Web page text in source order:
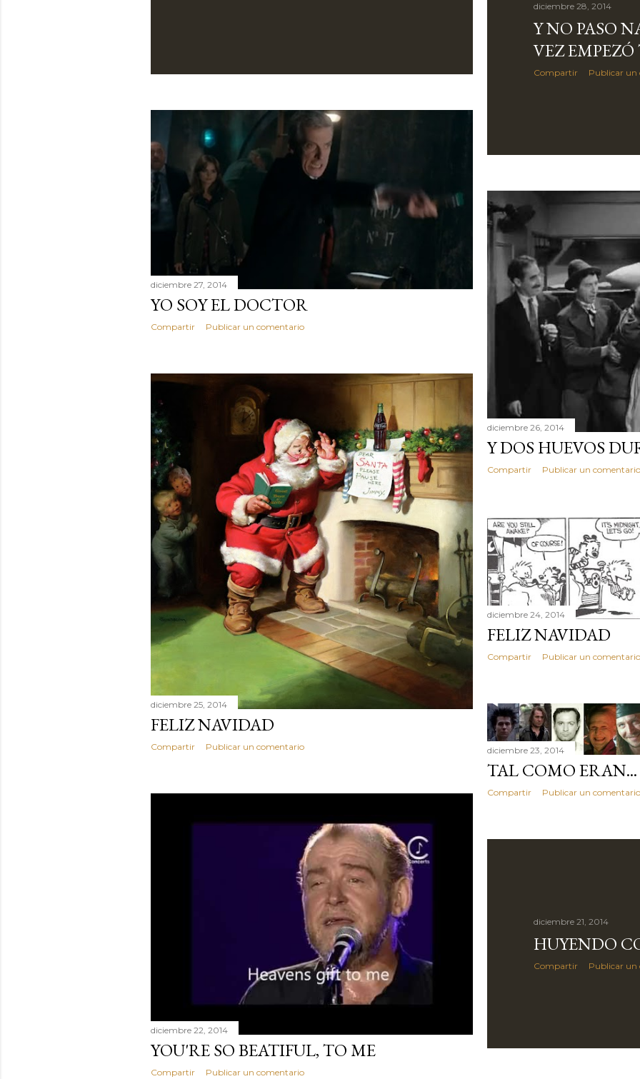
diciembre 28, 2014
Y NO PASO
VEZ
Compartir Publicar un
diciembre 27, 2014
YO SOY EL DOCTOR
Compartir Publicar un comentario
diciembre 26, 2014
Y DOS HUEVOS
Compartir Publicar un comentario
diciembre 25, 2014
FELIZ NAVIDAD
Compartir Publicar un comentario
diciembre 24, 2014
FELIZ NAVIDAD
Compartir Publicar un comentario
diciembre 23, 2014
TAL COMO
Compartir Publicar un comentario
diciembre 22, 2014
YOU'RE SO BEATIFUL, TO ME
Compartir Publicar un comentario
diciembre 21, 2014
HUYENDO
Compartir Publicar un